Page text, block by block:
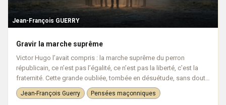
Jean-François GUERRY
Gravir la marche suprême
Victor Hugo l’avait compris : la marche suprême du perron
républicain, ce n’est pas l’égalité, ce n’est pas la liberté, c’est la
fraternité. Cette grande oubliée, tombée en désuétude, sans doute
par c...
Jean-François Guerry Pensées maçonniques